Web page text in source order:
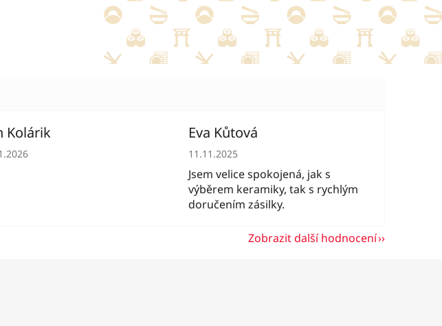
Kolárik
obchodu je 5 z 5 hvězdiček.
Eva Kůtová
Hodnocení obchodu je 5 z 5 hvězdiček.
11.11.2025
Jsem velice spokojená, jak s
výběrem keramiky, tak s rychlým
doručením zásilky.
Zobrazit další hodnocení